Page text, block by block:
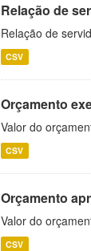
Relação de
Relação de
CSV
Orçamento
Valor do
CSV
Orçamento
Valor do
CSV